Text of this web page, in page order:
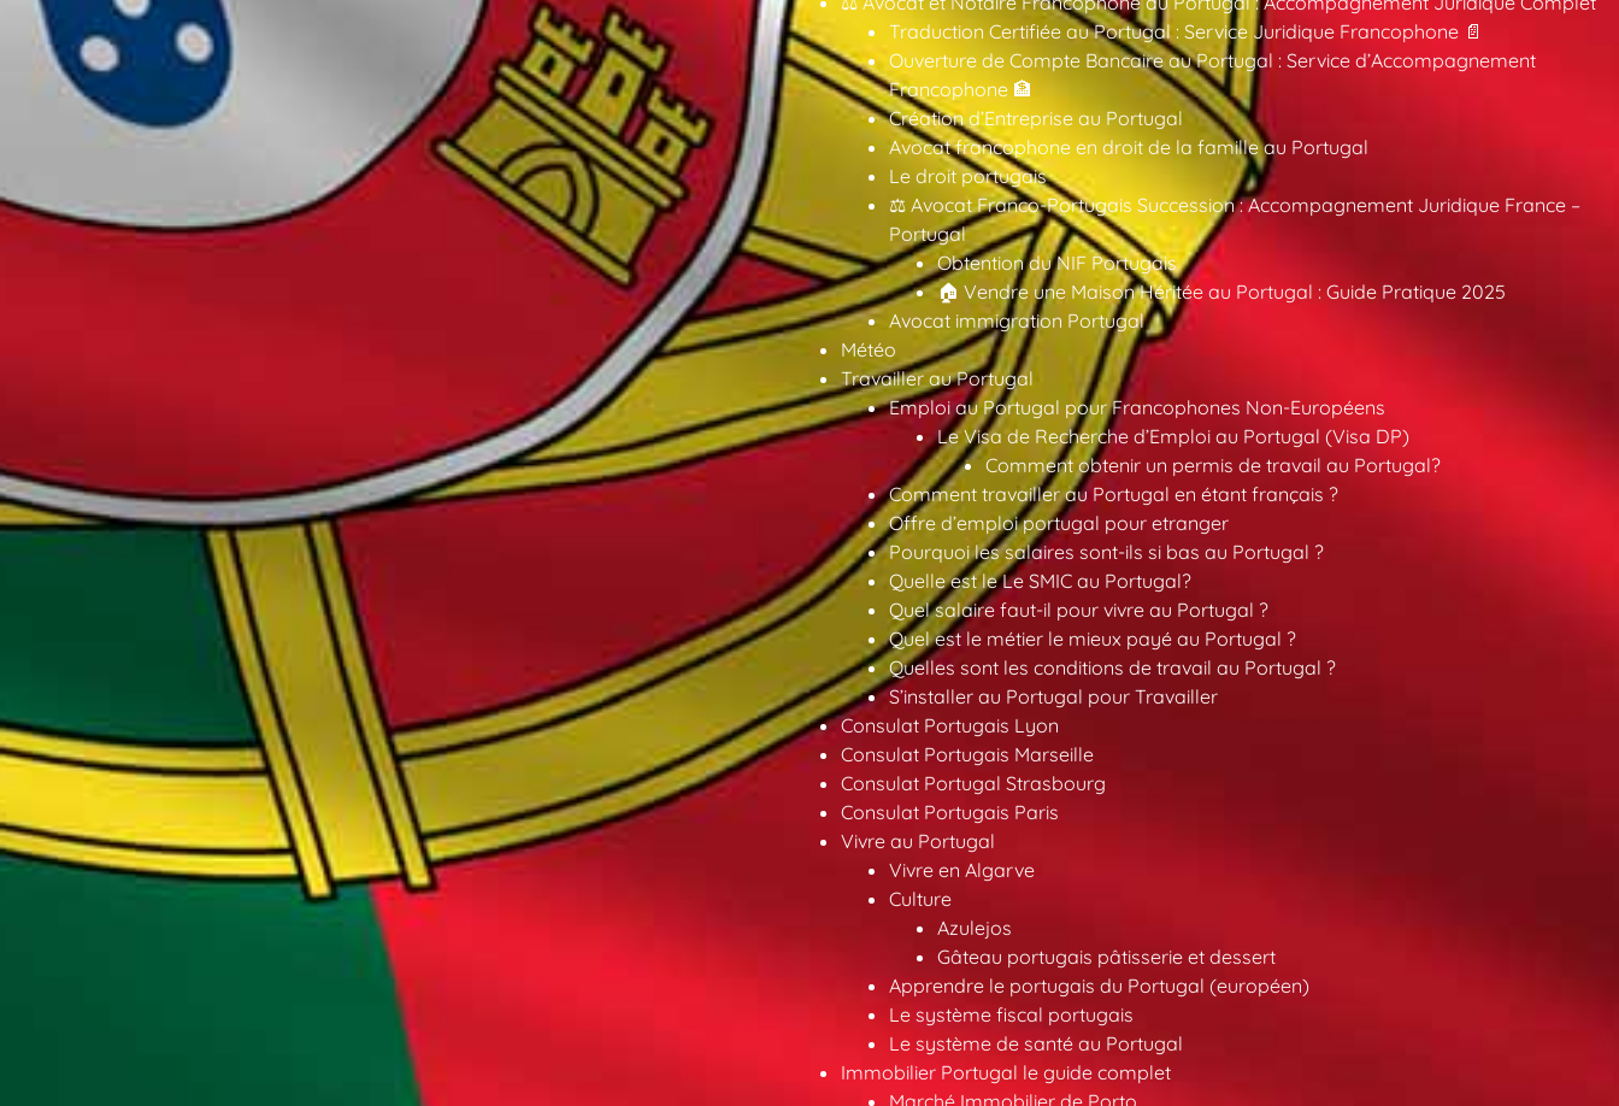
Traduction Certifiée au Portugal : Service Juridique Francophone 📄
Ouverture de Compte Bancaire au Portugal : Service d’Accompagnement
Francophone 🏦
Création d’Entreprise au Portugal
Avocat francophone en droit de la famille au Portugal
Le droit portugais
⚖️ Avocat Franco-Portugais Succession : Accompagnement Juridique France –
Portugal
Obtention du NIF Portugais
🏠 Vendre une Maison Héritée au Portugal : Guide Pratique 2025
Avocat immigration Portugal
Météo
Travailler au Portugal
Emploi au Portugal pour Francophones Non-Européens
Le Visa de Recherche d’Emploi au Portugal (Visa DP)
Comment obtenir un permis de travail au Portugal?
Comment travailler au Portugal en étant français ?
Offre d’emploi portugal pour etranger
Pourquoi les salaires sont-ils si bas au Portugal ?
Quelle est le Le SMIC au Portugal?
Quel salaire faut-il pour vivre au Portugal ?
Quel est le métier le mieux payé au Portugal ?
Quelles sont les conditions de travail au Portugal ?
S’installer au Portugal pour Travailler
Consulat Portugais Lyon
Consulat Portugais Marseille
Consulat Portugal Strasbourg
Consulat Portugais Paris
Vivre au Portugal
Vivre en Algarve
Culture
Azulejos
Gâteau portugais pâtisserie et dessert
Apprendre le portugais du Portugal (européen)
Le système fiscal portugais
Le système de santé au Portugal
Immobilier Portugal le guide complet